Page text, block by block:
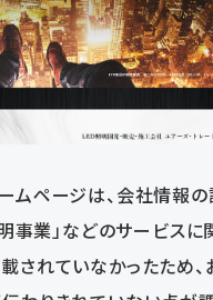
ムページは、会社情報
事業」などのサービスに
されていなかったため、